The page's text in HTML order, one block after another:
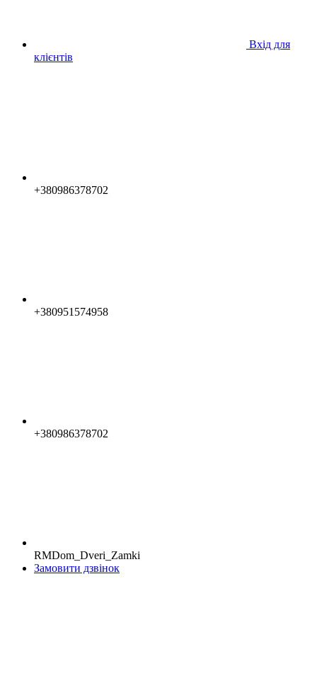
Вхід для
клієнтів
+380986378702
+380951574958
+380986378702
RMDom_Dveri_Zamki
Замовити дзвінок